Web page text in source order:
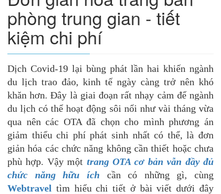
phòng trung gian - tiết
kiệm chi phí
Dịch Covid-19 lại bùng phát lần hai khiến ngành
du lịch trao đảo, kinh tế ngày càng trở nên khó
khăn hơn. Đây là giai đoạn rất nhạy cảm để ngành
du lịch có thể hoạt động sôi nổi như vài tháng vừa
qua nên các OTA đã chọn cho mình phương án
giảm thiểu chi phí phát sinh nhất có thể, là đơn
giản hóa các chức năng không cần thiết hoặc chưa
phù hợp. Vậy một trang OTA cơ bản vẫn đầy đủ
chức năng hữu ích cần có những gì, cùng
Webtravel tìm hiểu chi tiết ở bài viết dưới đây